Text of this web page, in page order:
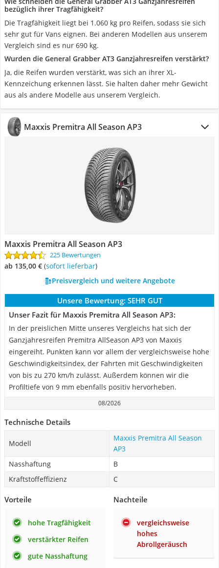
bezüglich ihrer Tragfähigkeit?
Die Tragfähigkeit liegt bei 1.060 kg pro Reifen, sodass sie sich
sehr gut für Vans eignen. Bei anderen Modellen aus unserem
Vergleich sind es nur 690 kg.
Wurden die General Grabber AT3 Ganzjahresreifen verstärkt?
Ja, die Reifen wurden verstärkt, was sich an ihrer XL-
Kennzeichung erkennen lässt. Sie halten daher mehr Gewicht
aus als andere Modelle aus unserem Vergleich.
Maxxis Premitra All Season AP3
Maxxis Premitra All Season AP3
225 Bewertungen
ab 135,00 € ( Sofort lieferbar)
Preisvergleich und weitere Angebote
Unsere Bewertung: SEHR GUT
Unser Fazit für Maxxis Premitra All Season AP3:
In der preislichen Mitte unseres Vergleichs hat sich der
Ganzjahresreifen Premitra AllSeason AP3 von Maxxis
eingereiht. Punkten kann vor allem der vergleichsweise hohe
Geschwindigkeitsindex, der Fahrten mit Geschwindigkeiten
von bis zu 270 km/h zulässt. Außerdem können wir die
Profiltiefe von 9 mm ebenfalls positiv hervorheben.
08/2026
Technische Details
Modell
Maxxis Premitra All Season
AP3
Nasshaftung
B
Kraftstoffeffizienz
C
Vorteile
hohe Tragfähigkeit
verstärkter Reifen
gute Nasshaftung
Nachteile
vergleichsweise
hohes
Abrollgeräusch